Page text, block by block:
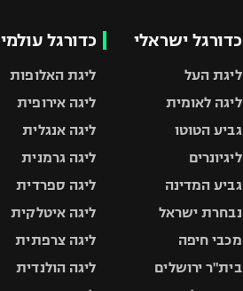
כדורגל ישראלי
ליגת העל
ליגה לאומית
גביע הטוטו
ליגיונרים
גביע המדינה
נבחרת ישראל
מכבי חיפה
בית"ר ירושלים
כדורגל עולמי
ליגת האלופות
ליגה אירופית
ליגה אנגלית
ליגה גרמנית
ליגה ספרדית
ליגה איטלקית
ליגה צרפתית
ליגה הולנדית